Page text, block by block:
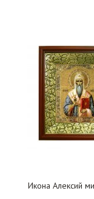
Икона Алексий